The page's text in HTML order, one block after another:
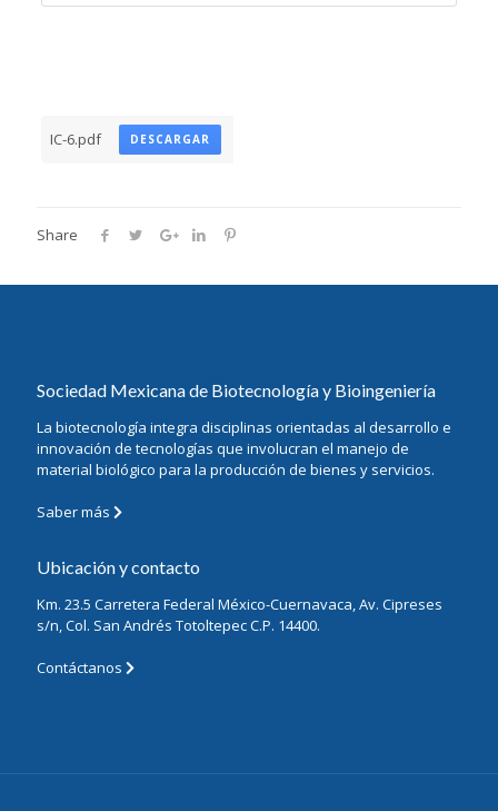
IC-6.pdf DESCARGAR
Share
Sociedad Mexicana de Biotecnología y Bioingeniería
La biotecnología integra disciplinas orientadas al desarrollo e
innovación de tecnologías que involucran el manejo de
material biológico para la producción de bienes y servicios.
Saber más
Ubicación y contacto
Km. 23.5 Carretera Federal México-Cuernavaca, Av. Cipreses
s/n, Col. San Andrés Totoltepec C.P. 14400.
Contáctanos